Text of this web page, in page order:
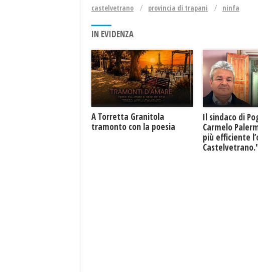
castelvetrano provincia di trapani ninfa
IN EVIDENZA
​A Torretta Granitola
tramonto con la poesia
Il sindaco di
Carmelo
più efficiente